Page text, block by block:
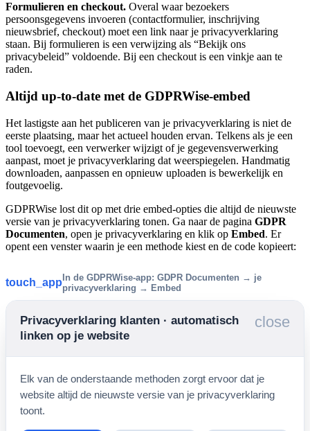
Formulieren en checkout. Overal waar bezoekers
persoonsgegevens invoeren (contactformulier, inschrijving
nieuwsbrief, checkout) moet een link naar je privacyverklaring
staan. Bij formulieren is een verwijzing als “Bekijk ons
privacybeleid” voldoende. Bij een checkout is een vinkje aan te
raden.
Altijd up-to-date met de GDPRWise-embed
Het lastigste aan het publiceren van je privacyverklaring is niet de
eerste plaatsing, maar het actueel houden ervan. Telkens als je een
tool toevoegt, een verwerker wijzigt of je gegevensverwerking
aanpast, moet je privacyverklaring dat weerspiegelen. Handmatig
downloaden, aanpassen en opnieuw uploaden is bewerkelijk en
foutgevoelig.
GDPRWise lost dit op met drie embed-opties die altijd de nieuwste
versie van je privacyverklaring tonen. Ga naar de pagina GDPR
Documenten, open je privacyverklaring en klik op Embed. Er
opent een venster waarin je een methode kiest en de code kopieert:
touch_app In de GDPRWise-app: GDPR Documenten → je
privacyverklaring → Embed
Privacyverklaring klanten · automatisch
linken op je website
close
Elk van de onderstaande methoden zorgt ervoor dat je
website altijd de nieuwste versie van je privacyverklaring
toont.